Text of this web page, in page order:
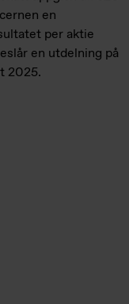
en
per aktie
en utdelning på
2025.